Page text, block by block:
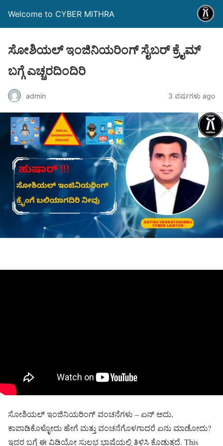
Welcome to CYBER MITHRA
ಸೋಶಿಯಲ್ ಇಂಜಿನಿಯರಿಂಗ್ ಸೈಬರ್ ಕ್ರೈಮ್
ಬಗ್ಗೆ ಎಚ್ಚರದಿಂದಿರಿ
admin 3 ವರ್ಷಗಳು ago
ಸೋಶಿಯಲ್ ಇಂಜಿನಿಯರಿಂಗ್ ವಂಚನೆಗಳು – ಏನ್ ಅದು,
ಕಾಪಾಡಿಕೊಳ್ಳೋದು ಹೇಗೆ ಮತ್ತು ವಂಚನೆಗೊಳಗಾದರೆ ಏನು ಮಾಡೋದು?
ಇದರ ಬಗ್ಗೆ ಈ ವಿಡಿಯೋ ಸುಲಭ ಭಾಷೆಯಲ್ಲಿ ತಿಳಿಸಿ ಕೊಡುತ್ತದೆ. This